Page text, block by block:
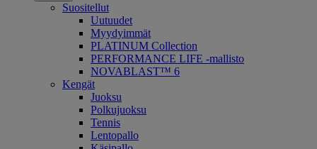
Suositellut
Uutuudet
Myydyimmät
PLATINUM Collection
PERFORMANCE LIFE -mallisto
NOVABLAST™ 6
Kengät
Juoksu
Polkujuoksu
Tennis
Lentopallo